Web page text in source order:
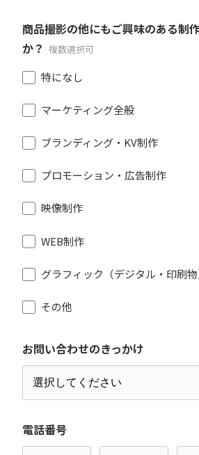
商品撮影の他にもご興味のある制
か？ 複数選択可
特になし
マーケティング全般
ブランディング・KV制作
プロモーション・広告制作
映像制作
WEB制作
グラフィック（デジタル・印刷物
その他
お問い合わせのきっかけ
電話番号